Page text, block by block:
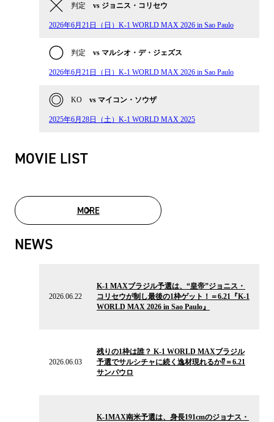
判定 vs ジョニス・コリセウ
2026年6月21日（日）K-1 WORLD MAX 2026 in Sao Paulo
判定 vs マルシオ・デ・ジェズス
2026年6月21日（日）K-1 WORLD MAX 2026 in Sao Paulo
KO vs マイコン・ソウザ
2025年6月28日（土）K-1 WORLD MAX 2025
MOVIE LIST
MOREMOVIE LIST
NEWS
2026.06.22
K-1 MAXブラジル予選は、“皇帝”ジョニス・
コリセウが制し最後の1枠ゲット！＝6.21『K-1
WORLD MAX 2026 in Sao Paulo』
2026.06.03
残りの1枠は誰？ K-1 WORLD MAXブラジル
予選でサルシチャに続く逸材現れるか⁉＝6.21
サンパウロ
K-1MAX南米予選は、身長191cmのジョナス・